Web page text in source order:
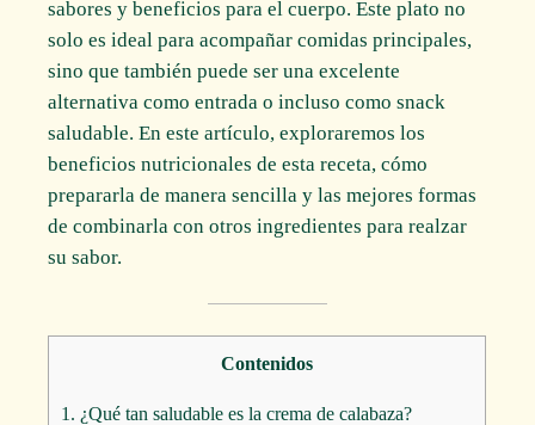
sabores y beneficios para el cuerpo. Este plato no
solo es ideal para acompañar comidas principales,
sino que también puede ser una excelente
alternativa como entrada o incluso como snack
saludable. En este artículo, exploraremos los
beneficios nutricionales de esta receta, cómo
prepararla de manera sencilla y las mejores formas
de combinarla con otros ingredientes para realzar
su sabor.
Contenidos
1. ¿Qué tan saludable es la crema de calabaza?